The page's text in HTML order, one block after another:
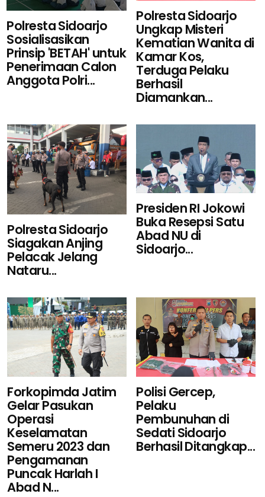
Polresta Sidoarjo
Sosialisasikan
Prinsip 'BETAH' untuk
Penerimaan Calon
Anggota Polri...
Polresta Sidoarjo
Ungkap Misteri
Kematian Wanita di
Kamar Kos,
Terduga Pelaku
Berhasil
Diamankan...
Polresta Sidoarjo
Siagakan Anjing
Pelacak Jelang
Nataru...
Presiden RI Jokowi
Buka Resepsi Satu
Abad NU di
Sidoarjo...
Forkopimda Jatim
Gelar Pasukan
Operasi
Keselamatan
Semeru 2023 dan
Pengamanan
Puncak Harlah I
Abad N...
Polisi Gercep,
Pelaku
Pembunuhan di
Sedati Sidoarjo
Berhasil Ditangkap...